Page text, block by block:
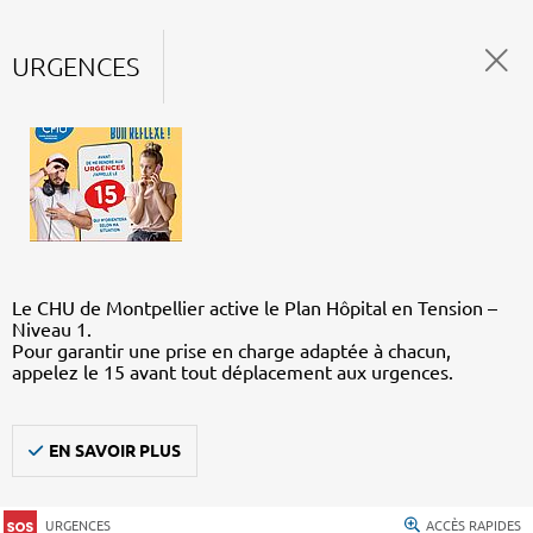
URGENCES
Le CHU de Montpellier active le Plan Hôpital en Tension –
Niveau 1.
Pour garantir une prise en charge adaptée à chacun,
appelez le 15 avant tout déplacement aux urgences.
EN SAVOIR PLUS
URGENCES ACCÈS RAPIDES